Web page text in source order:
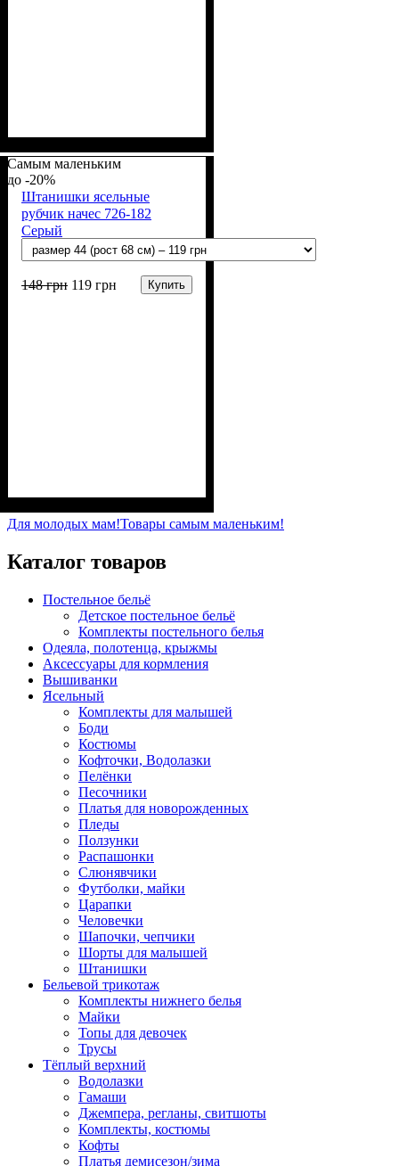
вафелька (100% хлопок)
Самым маленьким
-20%
Штанишки ясельные
рубчик начес 726-182
Серый
148грн 119 грн Купить
х/б, 6% лайкра)
Для молодых мам!Товары самым маленьким!
Каталог товаров
Постельное бельё
Детское постельное бельё
Комплекты постельного белья
Одеяла, полотенца, крыжмы
Аксессуары для кормления
Вышиванки
Ясельный
Комплекты для малышей
Боди
Костюмы
Кофточки, Водолазки
Пелёнки
Песочники
Платья для новорожденных
Пледы
Ползунки
Распашонки
Слюнявчики
Футболки, майки
Царапки
Человечки
Шапочки, чепчики
Шорты для малышей
Штанишки
Бельевой трикотаж
Комплекты нижнего белья
Майки
Топы для девочек
Трусы
Тёплый верхний
Водолазки
Гамаши
Джемпера, регланы, свитшоты
Комплекты, костюмы
Кофты
Платья демисезон/зима